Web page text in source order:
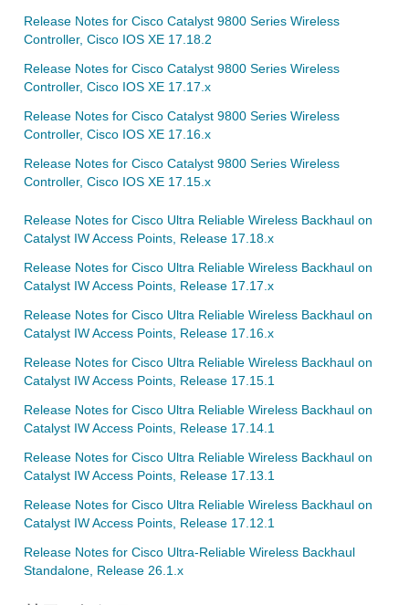
Release Notes for Cisco Catalyst 9800 Series Wireless
Controller, Cisco IOS XE 17.18.2
Release Notes for Cisco Catalyst 9800 Series Wireless
Controller, Cisco IOS XE 17.17.x
Release Notes for Cisco Catalyst 9800 Series Wireless
Controller, Cisco IOS XE 17.16.x
Release Notes for Cisco Catalyst 9800 Series Wireless
Controller, Cisco IOS XE 17.15.x
Release Notes for Cisco Ultra Reliable Wireless Backhaul on
Catalyst IW Access Points, Release 17.18.x
Release Notes for Cisco Ultra Reliable Wireless Backhaul on
Catalyst IW Access Points, Release 17.17.x
Release Notes for Cisco Ultra Reliable Wireless Backhaul on
Catalyst IW Access Points, Release 17.16.x
Release Notes for Cisco Ultra Reliable Wireless Backhaul on
Catalyst IW Access Points, Release 17.15.1
Release Notes for Cisco Ultra Reliable Wireless Backhaul on
Catalyst IW Access Points, Release 17.14.1
Release Notes for Cisco Ultra Reliable Wireless Backhaul on
Catalyst IW Access Points, Release 17.13.1
Release Notes for Cisco Ultra Reliable Wireless Backhaul on
Catalyst IW Access Points, Release 17.12.1
Release Notes for Cisco Ultra-Reliable Wireless Backhaul
Standalone, Release 26.1.x